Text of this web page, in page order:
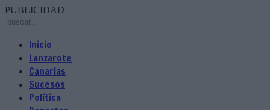
PUBLICIDAD
Inicio
Lanzarote
Canarias
Sucesos
Política